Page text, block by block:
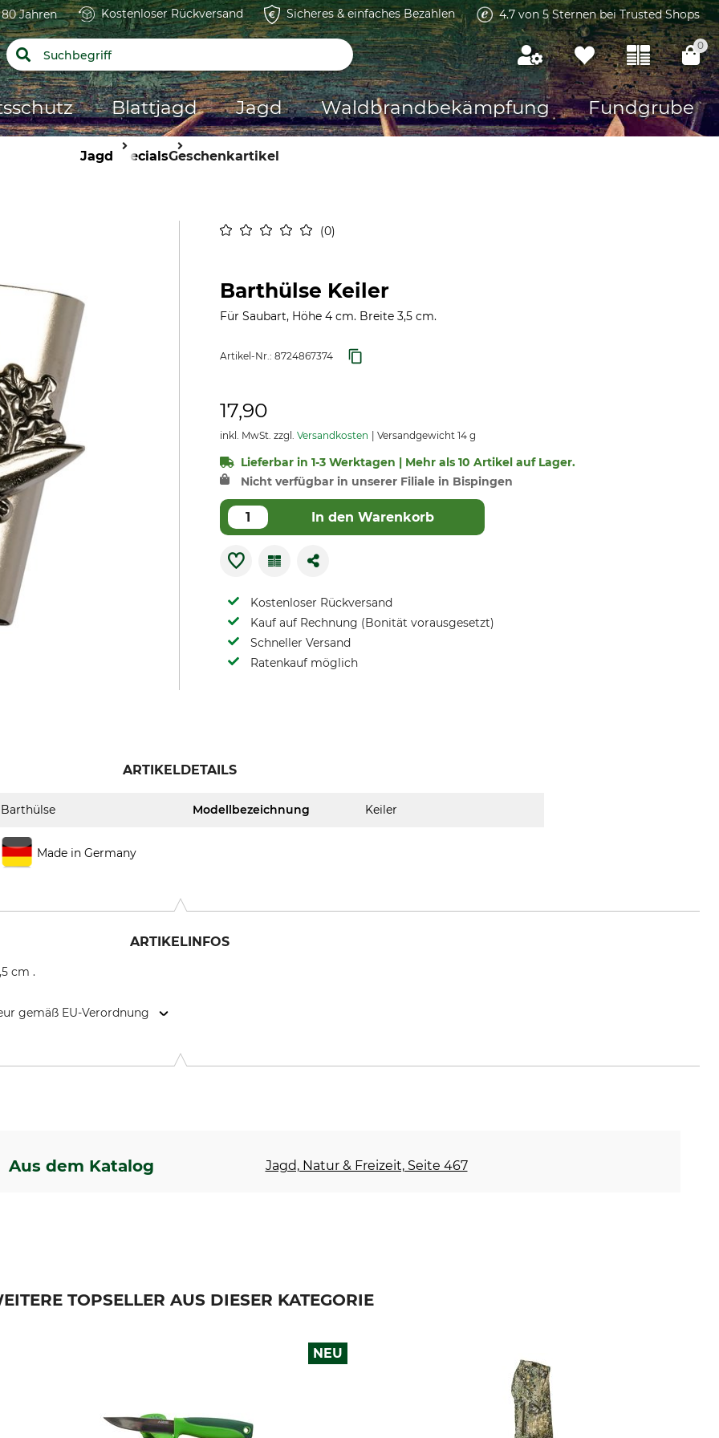
Jahren Kostenloser Rückversand Sicheres & einfaches Bezahlen 4.7 von 5 Sternen bei Trusted Shops
0
Blattjagd Jagd Waldbrandbekämpfung Fundgrube
Jagd SpecialsGeschenkartikel
0
Barthülse Keiler
Für Saubart, Höhe 4 cm. Breite 3,5 cm.
Artikel-Nr.: 8724867374
17,90
inkl. MwSt. zzgl. Versandkosten Versandgewicht 14 g
Lieferbar in 1-3 Werktagen | Mehr als 10 Artikel auf Lager.
Nicht verfügbar in unserer Filiale in Bispingen
In den Warenkorb
Kostenloser Rückversand
Kauf auf Rechnung (Bonität vorausgesetzt)
Schneller Versand
Ratenkauf möglich
ARTIKELDETAILS
Barthülse Modellbezeichnung Keiler
Made in Germany
ARTIKELINFOS
cm .
gemäß EU-Verordnung
Aus dem Katalog Jagd, Natur & Freizeit, Seite 467
TOPSELLER AUS DIESER KATEGORIE
NEU